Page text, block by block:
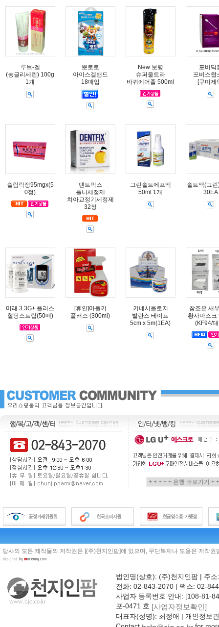
루브-겔
(농글리세린) 100g
1개
뽀로로
아이스겔밴드
18매입
New 보령
슈퍼울트라
바퀴에어졸 500ml
포비딕
포비스왑
[구미제
슬림락정95mgx(5
0정)
덴트픽스
틀니세정제
치아교정기세정제
32정
그린솔트에프액
50ml 1개
솔트액(그
30EA
미래 3.3G+ 플러스
혈당스트립(50매)
[휴인]마툴키
플러스 (300ml)
키네시올로지
발란스 테이프
5cm x 5m(1EA)
참조은 새
황사마스크
(KF94/
당사의 모든 제작물의 저작권은 [(주)천지인팜]에 있으며, 무단복제나 도용은 저작
법인명(상호): (주)천지인팜 | 주
전화: 02-843-2070 | 팩스: 02-
사업자 등록번호 안내: [108-81-
포-0471 호 [사업자정보확인]
대표자(성명): 최정애 | 개인정보